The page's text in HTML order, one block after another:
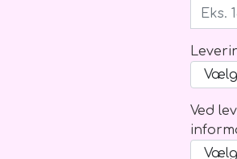
Hjerter
Kistepynt
Kranse
Ved